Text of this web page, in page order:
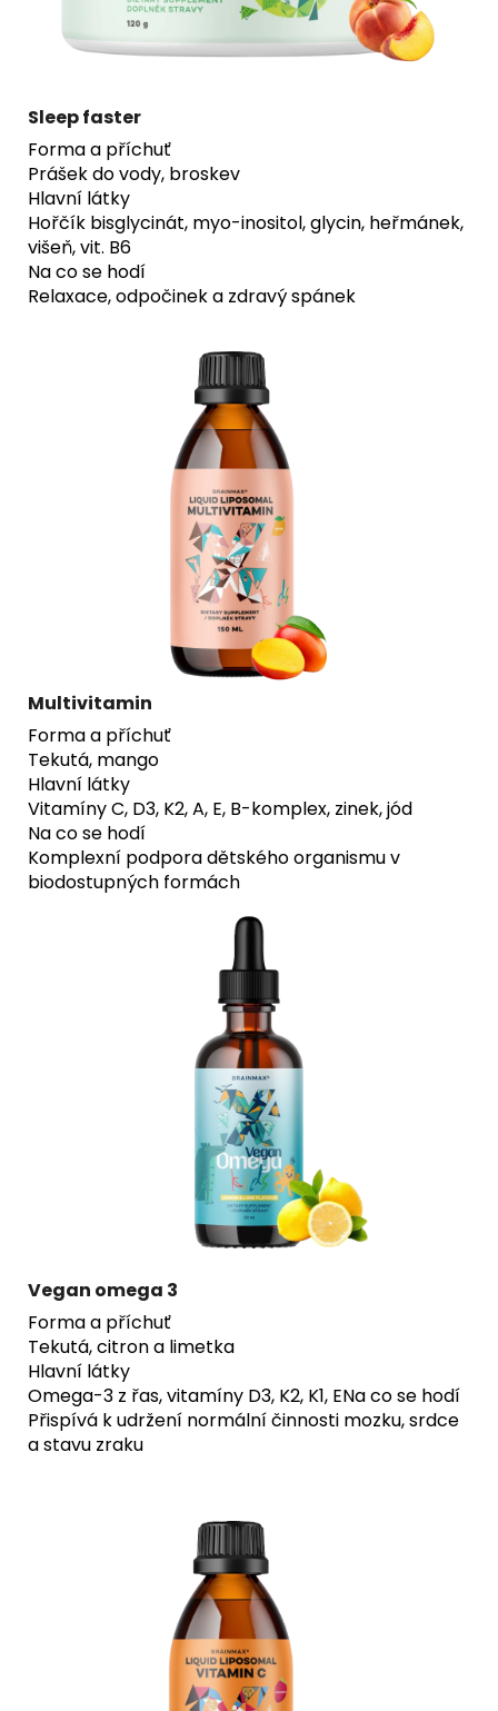
Sleep faster
Forma a příchuť
Prášek do vody, broskev
Hlavní látky
Hořčík bisglycinát, myo-inositol, glycin, heřmánek,
višeň, vit. B6
Na co se hodí
Relaxace, odpočinek a zdravý spánek
Multivitamin
Forma a příchuť
Tekutá, mango
Hlavní látky
Vitamíny C, D3, K2, A, E, B-komplex, zinek, jód
Na co se hodí
Komplexní podpora dětského organismu v
biodostupných formách
Vegan omega 3
Forma a příchuť
Tekutá, citron a limetka
Hlavní látky
Omega-3 z řas, vitamíny D3, K2, K1, ENa co se hodí
Přispívá k udržení normální činnosti mozku, srdce
a stavu zraku